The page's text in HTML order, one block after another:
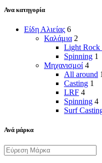
Ανα κατηγορία
Είδη Αλιείας 6
Καλάμια 2
Light Rock
Spinning 1
Μηχανισμοί 4
All around 1
Casting 1
LRF 4
Spinning 4
Surf
Ανά μάρκα